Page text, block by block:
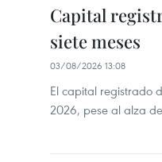
Capital
siete meses
03/08/2026 13:08
El capital registrado
2026, pese al alza